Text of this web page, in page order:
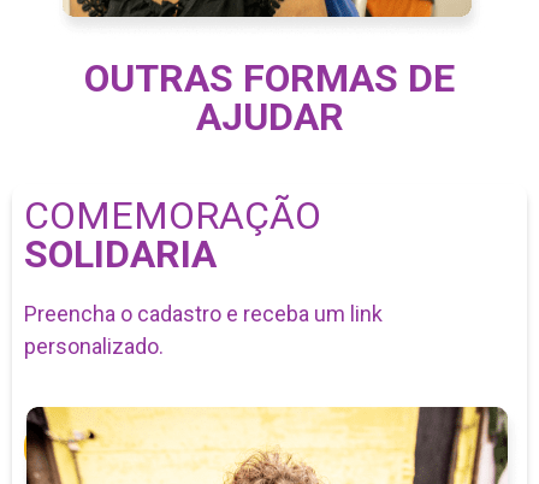
OUTRAS FORMAS DE
AJUDAR
COMEMORAÇÃO
SOLIDARIA
Preencha o cadastro e receba um link
personalizado.
Acessar